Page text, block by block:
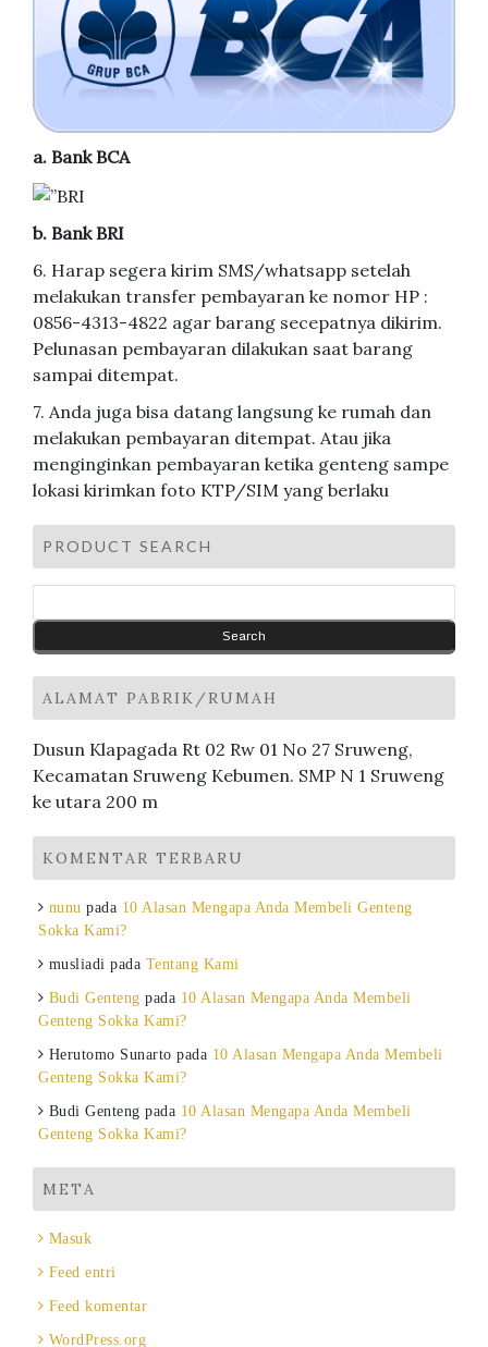
a. Bank BCA
b. Bank BRI
6. Harap segera kirim SMS/whatsapp setelah
melakukan transfer pembayaran ke nomor HP :
0856-4313-4822 agar barang secepatnya dikirim.
Pelunasan pembayaran dilakukan saat barang
sampai ditempat.
7. Anda juga bisa datang langsung ke rumah dan
melakukan pembayaran ditempat. Atau jika
menginginkan pembayaran ketika genteng sampe
lokasi kirimkan foto KTP/SIM yang berlaku
PRODUCT SEARCH
ALAMAT PABRIK/RUMAH
Dusun Klapagada Rt 02 Rw 01 No 27 Sruweng,
Kecamatan Sruweng Kebumen. SMP N 1 Sruweng
ke utara 200 m
KOMENTAR TERBARU
nunu pada 10 Alasan Mengapa Anda Membeli Genteng
Sokka Kami?
musliadi pada Tentang Kami
Budi Genteng pada 10 Alasan Mengapa Anda Membeli
Genteng Sokka Kami?
Herutomo Sunarto pada 10 Alasan Mengapa Anda Membeli
Genteng Sokka Kami?
Budi Genteng pada 10 Alasan Mengapa Anda Membeli
Genteng Sokka Kami?
META
Masuk
Feed entri
Feed komentar
WordPress.org